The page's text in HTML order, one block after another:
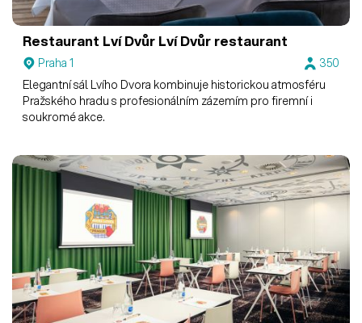
Restaurant Lví Dvůr Lví Dvůr restaurant
Praha 1
350
Elegantní sál Lvího Dvora kombinuje historickou atmosféru
Pražského hradu s profesionálním zázemím pro firemní i
soukromé akce.